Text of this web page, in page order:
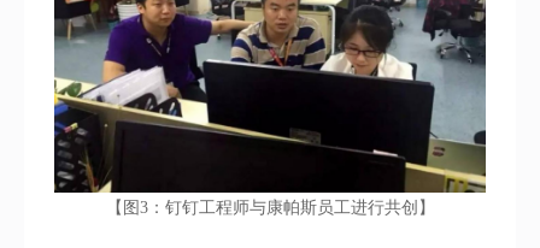
【图3：钉钉工程师与康帕斯员工进行共创】